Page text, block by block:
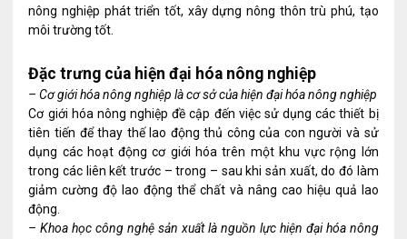
nông nghiệp phát triển tốt, xây dựng nông thôn trù phú, tạo
môi trường tốt.
Đặc trưng của hiện đại hóa nông nghiệp
– Cơ giới hóa nông nghiệp là cơ sở của hiện đại hóa nông nghiệp
Cơ giới hóa nông nghiệp đề cập đến việc sử dụng các thiết bị
tiên tiến để thay thế lao động thủ công của con người và sử
dụng các hoạt động cơ giới hóa trên một khu vực rộng lớn
trong các liên kết trước – trong – sau khi sản xuất, do đó làm
giảm cường độ lao động thể chất và nâng cao hiệu quả lao
động.
– Khoa học công nghệ sản xuất là nguồn lực hiện đại hóa nông